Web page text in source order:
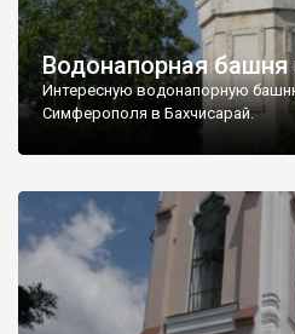
Водонапорная башня
Интересную водонапорную
Симферополя в Бахчисарай.